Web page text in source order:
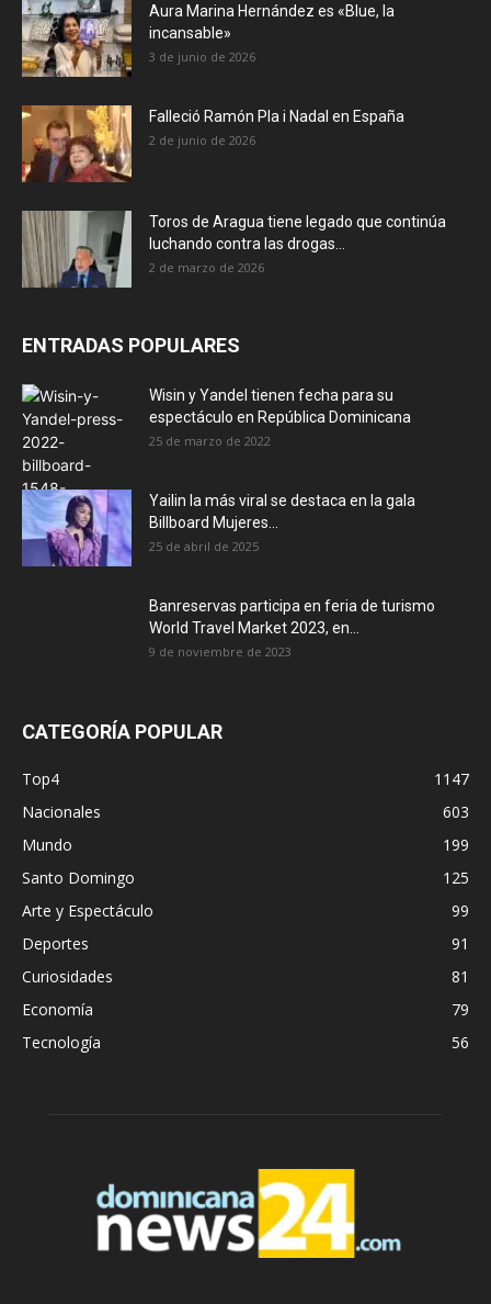
Aura Marina Hernández es «Blue, la
incansable»
3 de junio de 2026
Falleció Ramón Pla i Nadal en España
2 de junio de 2026
Toros de Aragua tiene legado que continúa
luchando contra las drogas...
2 de marzo de 2026
ENTRADAS POPULARES
Wisin y Yandel tienen fecha para su
espectáculo en República Dominicana
25 de marzo de 2022
Yailin la más viral se destaca en la gala
Billboard Mujeres...
25 de abril de 2025
Banreservas participa en feria de turismo
World Travel Market 2023, en...
9 de noviembre de 2023
CATEGORÍA POPULAR
Top4
1147
Nacionales
603
Mundo
199
Santo Domingo
125
Arte y Espectáculo
99
Deportes
91
Curiosidades
81
Economía
79
Tecnología
56